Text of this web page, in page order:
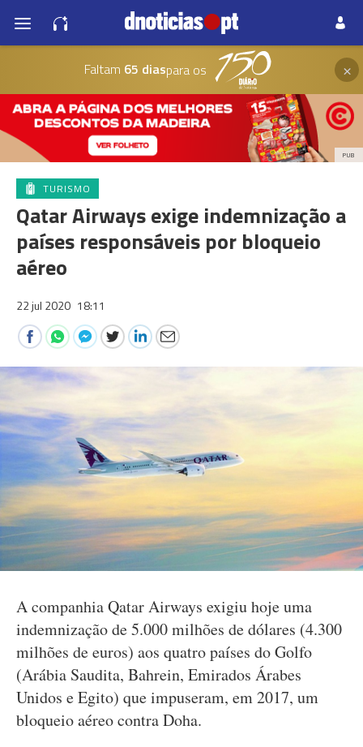
Faltam 65 diaspara os ×
PUB
TURISMO
Qatar Airways exige indemnização a
países responsáveis por bloqueio
aéreo
22 jul 2020 18:11
A companhia Qatar Airways exigiu hoje uma
indemnização de 5.000 milhões de dólares (4.300
milhões de euros) aos quatro países do Golfo
(Arábia Saudita, Bahrein, Emirados Árabes
Unidos e Egito) que impuseram, em 2017, um
bloqueio aéreo contra Doha.